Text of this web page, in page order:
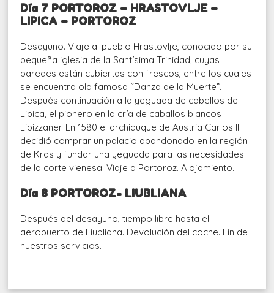
Día 7 PORTOROZ – HRASTOVLJE –
LIPICA – PORTOROZ
Desayuno. Viaje al pueblo Hrastovlje, conocido por su
pequeña iglesia de la Santísima Trinidad, cuyas
paredes están cubiertas con frescos, entre los cuales
se encuentra ola famosa “Danza de la Muerte”.
Después continuación a la yeguada de cabellos de
Lipica, el pionero en la cría de caballos blancos
Lipizzaner. En 1580 el archiduque de Austria Carlos II
decidió comprar un palacio abandonado en la región
de Kras y fundar una yeguada para las necesidades
de la corte vienesa. Viaje a Portoroz. Alojamiento.
Día 8 PORTOROZ- LIUBLIANA
Después del desayuno, tiempo libre hasta el
aeropuerto de Liubliana. Devolución del coche. Fin de
nuestros servicios.